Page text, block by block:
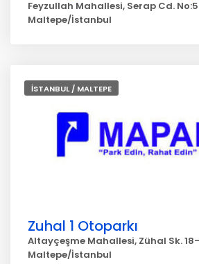
Feyzullah Mahallesi, Serap Cd.
Maltepe/İstanbul
İSTANBUL / MALTEPE
Zuhal 1 Otoparkı
Altayçeşme Mahallesi, Zühal Sk.
Maltepe/İstanbul